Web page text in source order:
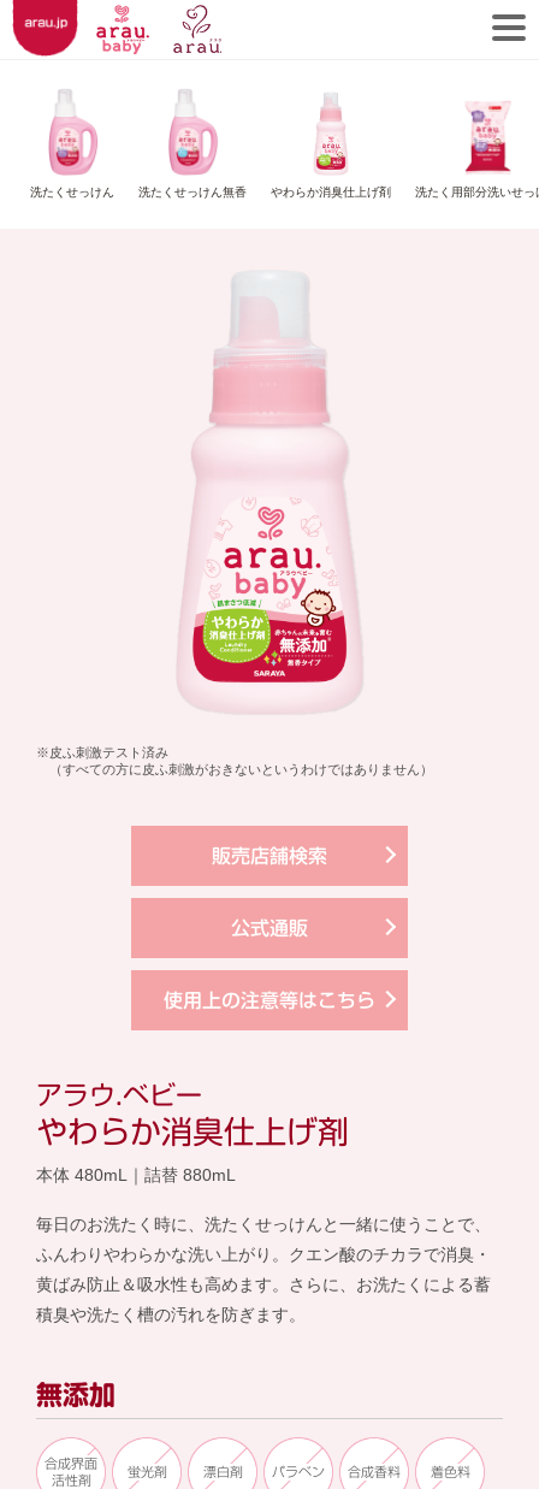
洗たくせっけん 洗たくせっけん無香 やわらか消臭仕上げ剤 洗たく用部分洗いせっ
※皮ふ刺激テスト済み
（すべての方に皮ふ刺激がおきないというわけではありません）
販売店舗検索
公式通販
使用上の注意等はこちら
アラウ.ベビー
やわらか消臭仕上げ剤
本体 480mL｜詰替 880mL
毎日のお洗たく時に、洗たくせっけんと一緒に使うことで、
ふんわりやわらかな洗い上がり。クエン酸のチカラで消臭・
黄ばみ防止＆吸水性も高めます。さらに、お洗たくによる蓄
積臭や洗たく槽の汚れを防ぎます。
無添加
合成界面
活性剤
蛍光剤 漂白剤 パラベン 合成香料 着色料